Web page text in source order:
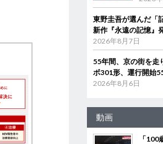
東野圭吾が選んだ
新作『永遠の記憶』
2026年8月7日
55年間、京の街を
ボ301形、運行開始
2026年8月6日
動画
「